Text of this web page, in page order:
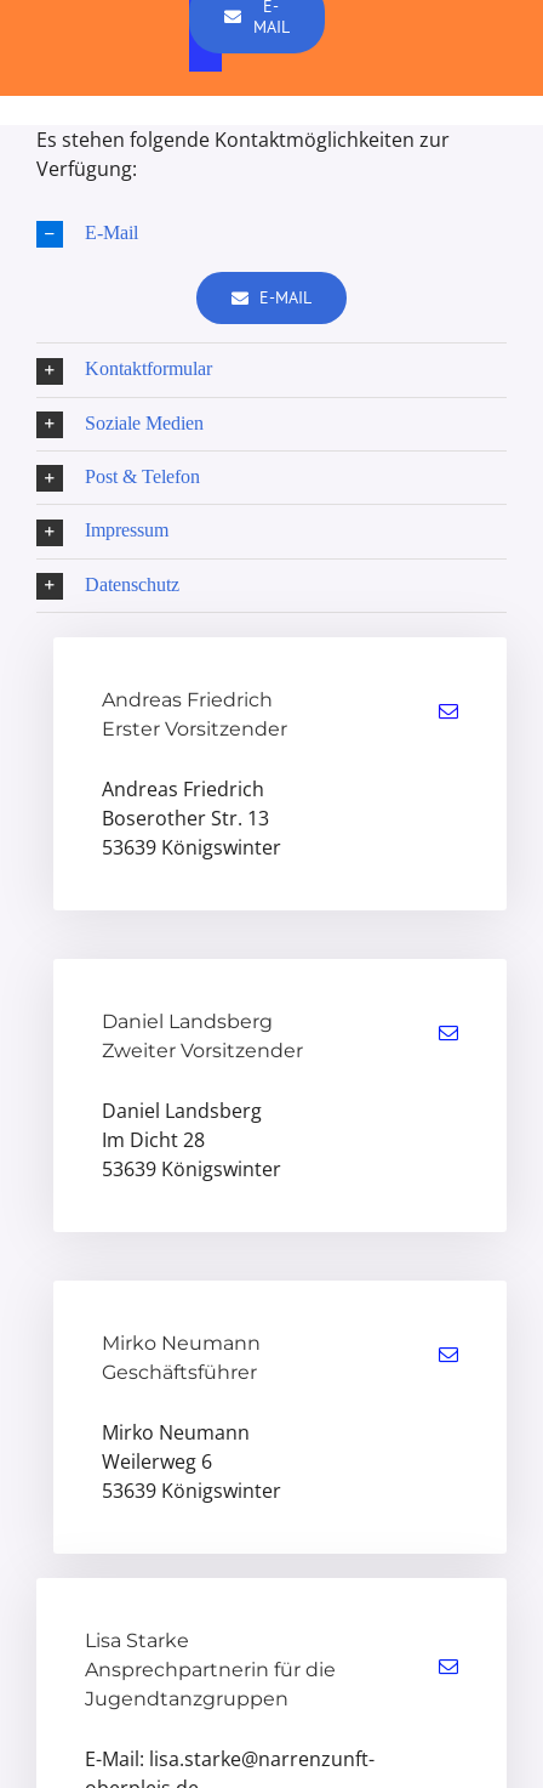
E-
MAIL
Es stehen folgende Kontaktmöglichkeiten zur
Verfügung:
E-Mail
E-MAIL
Kontaktformular
Soziale Medien
Post & Telefon
Impressum
Datenschutz
Andreas Friedrich
Erster Vorsitzender
Andreas Friedrich
Boserother Str. 13
53639 Königswinter
Daniel Landsberg
Zweiter Vorsitzender
Daniel Landsberg
Im Dicht 28
53639 Königswinter
Mirko Neumann
Geschäftsführer
Mirko Neumann
Weilerweg 6
53639 Königswinter
Lisa Starke
Ansprechpartnerin für die
Jugendtanzgruppen
E-Mail: lisa.starke@narrenzunft-